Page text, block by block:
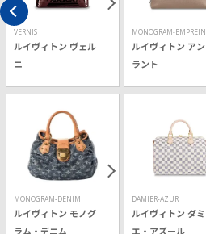
VERNIS
ルイヴィトン ヴェル
ニ
MONOGRAM-
ルイヴィトン ア
ラント
MONOGRAM-DENIM
ルイヴィトン モノグ
ラム・デニム
DAMIER-AZUR
ルイヴィトン ダミ
エ・アズール